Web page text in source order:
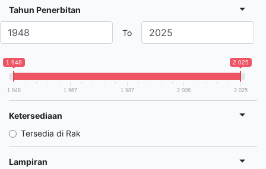
Tahun Penerbitan
To
1 948 2 025
1 948 1 967 1 987 2 006 2 025
Ketersediaan
Tersedia di Rak
Lampiran